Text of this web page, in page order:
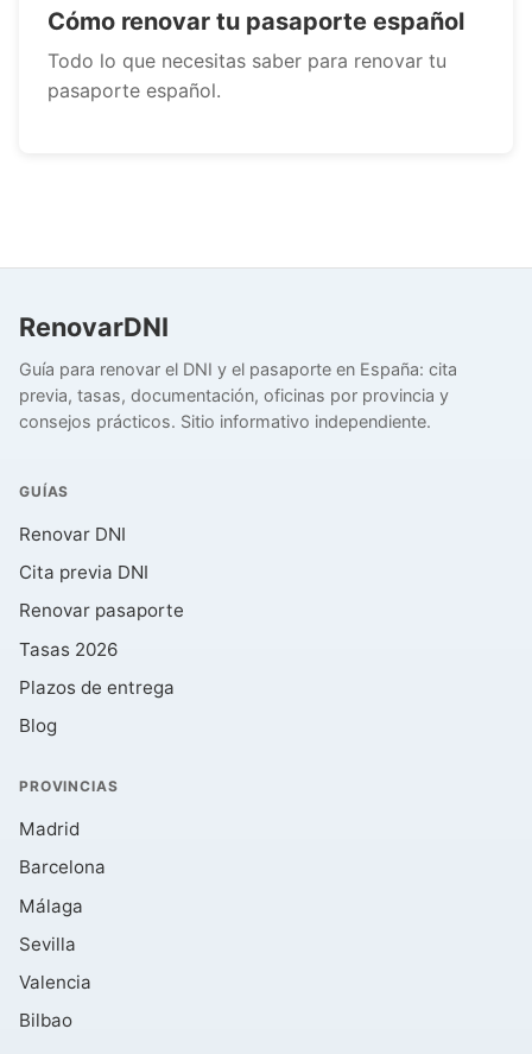
Cómo renovar tu pasaporte español
Todo lo que necesitas saber para renovar tu
pasaporte español.
RenovarDNI
Guía para renovar el DNI y el pasaporte en España: cita
previa, tasas, documentación, oficinas por provincia y
consejos prácticos. Sitio informativo independiente.
GUÍAS
Renovar DNI
Cita previa DNI
Renovar pasaporte
Tasas 2026
Plazos de entrega
Blog
PROVINCIAS
Madrid
Barcelona
Málaga
Sevilla
Valencia
Bilbao